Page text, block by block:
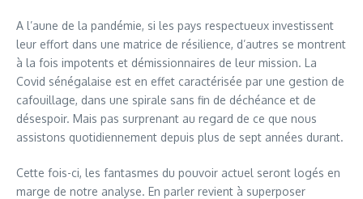
A l’aune de la pandémie, si les pays respectueux investissent
leur effort dans une matrice de résilience, d’autres se montrent
à la fois impotents et démissionnaires de leur mission. La
Covid sénégalaise est en effet caractérisée par une gestion de
cafouillage, dans une spirale sans fin de déchéance et de
désespoir. Mais pas surprenant au regard de ce que nous
assistons quotidiennement depuis plus de sept années durant.
Cette fois-ci, les fantasmes du pouvoir actuel seront logés en
marge de notre analyse. En parler revient à superposer